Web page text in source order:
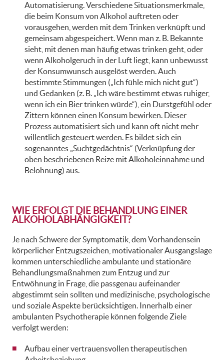
Automatisierung. Verschiedene Situationsmerkmale,
die beim Konsum von Alkohol auftreten oder
vorausgehen, werden mit dem Trinken verknüpft und
gemeinsam abgespeichert. Wenn man z. B. Bekannte
sieht, mit denen man häufig etwas trinken geht, oder
wenn Alkoholgeruch in der Luft liegt, kann unbewusst
der Konsumwunsch ausgelöst werden. Auch
bestimmte Stimmungen („Ich fühle mich nicht gut“)
und Gedanken (z. B. „Ich wäre bestimmt etwas ruhiger,
wenn ich ein Bier trinken würde“), ein Durstgefühl oder
Zittern können einen Konsum bewirken. Dieser
Prozess automatisiert sich und kann oft nicht mehr
willentlich gesteuert werden. Es bildet sich ein
sogenanntes „Suchtgedächtnis“ (Verknüpfung der
oben beschriebenen Reize mit Alkoholeinnahme und
Belohnung) aus.
WIE ERFOLGT DIE BEHANDLUNG EINER
ALKOHOLABHÄNGIGKEIT?
Je nach Schwere der Symptomatik, dem Vorhandensein
körperlicher Entzugszeichen, motivationaler Ausgangslage
kommen unterschiedliche ambulante und stationäre
Behandlungsmaßnahmen zum Entzug und zur
Entwöhnung in Frage, die passgenau aufeinander
abgestimmt sein sollten und medizinische, psychologische
und soziale Aspekte berücksichtigen. Innerhalb einer
ambulanten Psychotherapie können folgende Ziele
verfolgt werden:
Aufbau einer vertrauensvollen therapeutischen